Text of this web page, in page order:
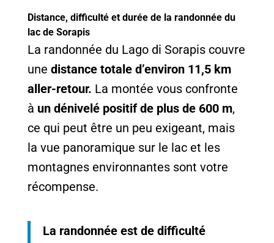
Distance, difficulté et durée de la randonnée du
lac de Sorapis
La randonnée du Lago di Sorapis couvre
une distance totale d’environ 11,5 km
aller-retour. La montée vous confronte
à un dénivelé positif de plus de 600 m,
ce qui peut être un peu exigeant, mais
la vue panoramique sur le lac et les
montagnes environnantes sont votre
récompense.
La randonnée est de difficulté